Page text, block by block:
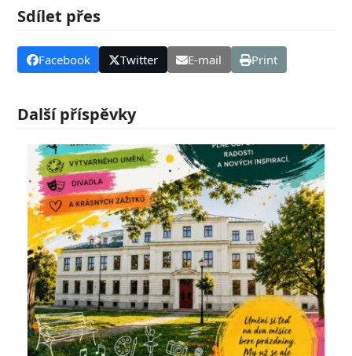
Sdílet přes
Facebook Twitter E-mail Print
Další příspěvky